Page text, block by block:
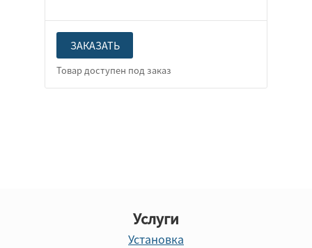
ЗАКАЗАТЬ
Услуги
Установка